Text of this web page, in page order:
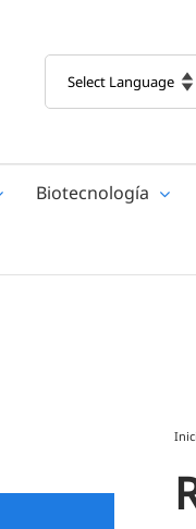
Biotecnología